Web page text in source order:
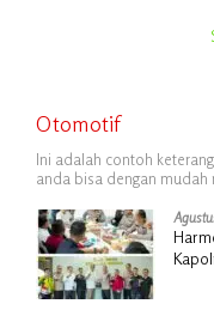
Otomotif
Ini adalah contoh
anda bisa dengan